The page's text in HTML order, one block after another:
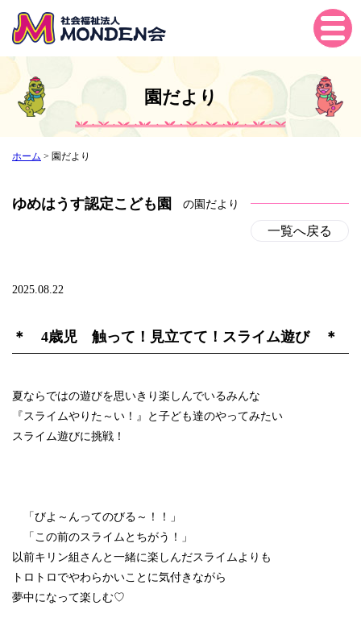
Tog
gle
gati
on
園だより
ホーム > 園だより
ゆめはうす認定こども園 の園だより
一覧へ戻る
2025.08.22
＊ 4歳児 触って！見立てて！スライム遊び ＊
夏ならではの遊びを思いきり楽しんでいるみんな
『スライムやりた～い！』と子ども達のやってみたい
スライム遊びに挑戦！
「びよ～んってのびる～！！」
「この前のスライムとちがう！」
以前キリン組さんと一緒に楽しんだスライムよりも
トロトロでやわらかいことに気付きながら
夢中になって楽しむ♡